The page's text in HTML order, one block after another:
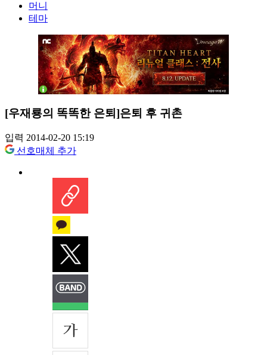
머니
테마
[우재룡의 똑똑한 은퇴]은퇴 후 귀촌
입력 2014-02-20 15:19
선호매체 추가